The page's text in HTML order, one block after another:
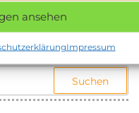
ansehen
Impressum